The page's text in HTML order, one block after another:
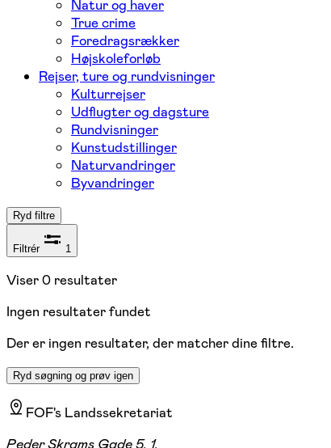
Natur og haver
True crime
Foredragsrækker
Højskoleforløb
Rejser, ture og rundvisninger
Kulturrejser
Udflugter og dagsture
Rundvisninger
Kunstudstillinger
Naturvandringer
Byvandringer
Ryd filtre
Filtrér 1
Viser0 resultater
Ingen resultater fundet
Der er ingen resultater, der matcher dine filtre.
Ryd søgning og prøv igen
FOF's Landssekretariat
Peder Skrams Gade 5, 1.